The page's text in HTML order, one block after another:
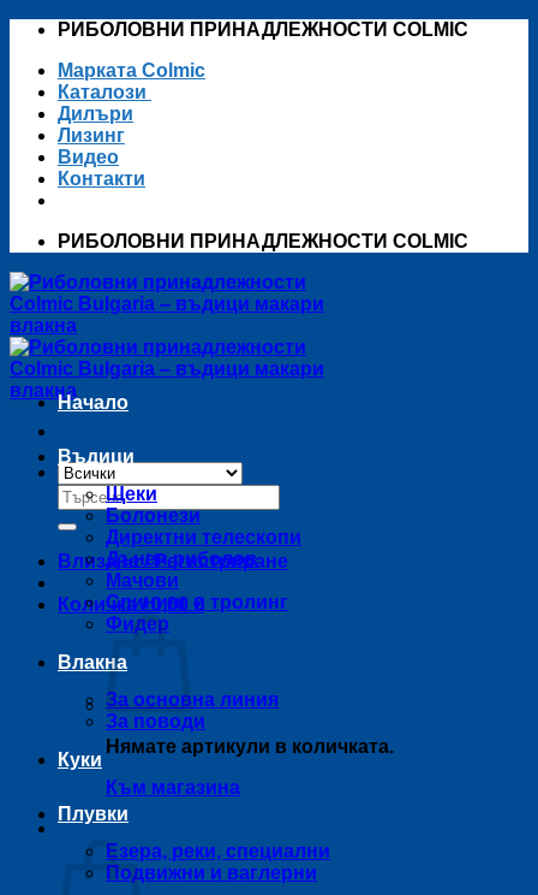
Skip
content
РИБОЛОВНИ ПРИНАДЛЕЖНОСТИ COLMIC
Марката Colmic
Каталози
Дилъри
Лизинг
Видео
Контакти
РИБОЛОВНИ ПРИНАДЛЕЖНОСТИ COLMIC
Търсене
за:
Влизане / Регистриране
Количка /0,00 €
Нямате артикули в количката.
Към магазина
Количка
Начало
Въдици
Щеки
Болонези
Директни телескопи
Дънен риболов
Мачови
Спининг и тролинг
Фидер
Влакна
За основна линия
За поводи
Куки
Плувки
Езера, реки, специални
Подвижни и ваглерни